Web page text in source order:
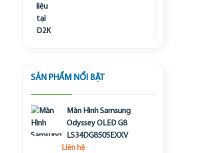
SẢN PHẨM NỔI BẬT
Màn Hình Samsung
Odyssey OLED G8
LS34DG850SEXXV
Liên hệ